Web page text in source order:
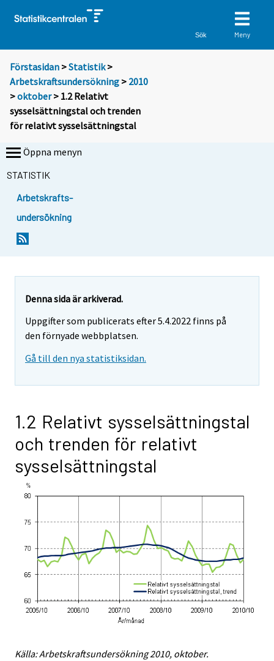
Sök Meny
Förstasidan >Statistik >
Arbetskraftsundersökning > 2010
>oktober> 1.2 Relativt
sysselsättningstal och trenden
för relativt sysselsättningstal
Öppna menyn
STATISTIK
Arbetskrafts-
undersökning
Denna sida är arkiverad.
Uppgifter som publicerats efter 5.4.2022 finns på
den förnyade webbplatsen.
Gå till den nya statistiksidan.
1.2 Relativt sysselsättningstal
och trenden för relativt
sysselsättningstal
Källa: Arbetskraftsundersökning 2010, oktober.